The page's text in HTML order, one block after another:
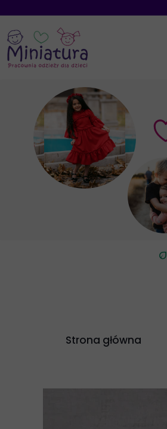
Strona główna
eco